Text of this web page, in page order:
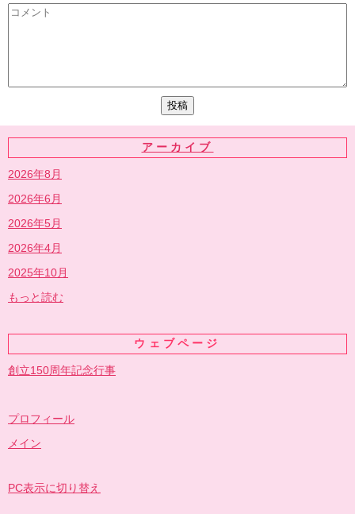
アーカイブ
2026年8月
2026年6月
2026年5月
2026年4月
2025年10月
もっと読む
ウェブページ
創立150周年記念行事
プロフィール
メイン
PC表示に切り替え